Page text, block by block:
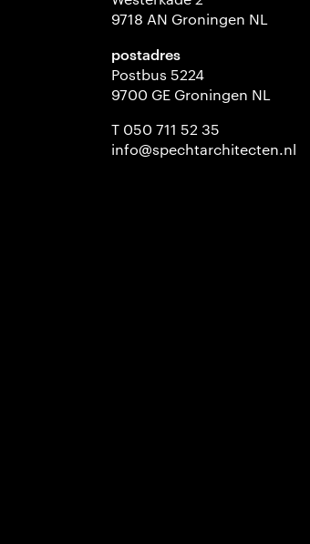
9718 AN Groningen NL
postadres
Postbus 5224
9700 GE Groningen NL
T 050 711 52 35
info@spechtarchitecten.nl